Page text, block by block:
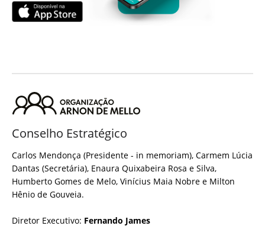
Conselho Estratégico
Carlos Mendonça (Presidente - in memoriam), Carmem Lúcia
Dantas (Secretária), Enaura Quixabeira Rosa e Silva,
Humberto Gomes de Melo, Vinícius Maia Nobre e Milton
Hênio de Gouveia.
Diretor Executivo: Fernando James